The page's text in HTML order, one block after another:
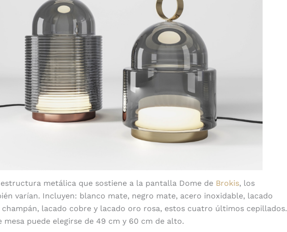
metálica que sostiene a la pantalla Dome de Brokis, los
varían. Incluyen: blanco mate, negro mate, acero inoxidable, lacado
lacado cobre y lacado oro rosa, estos cuatro últimos cepillados.
mesa puede elegirse de 49 cm y 60 cm de alto.